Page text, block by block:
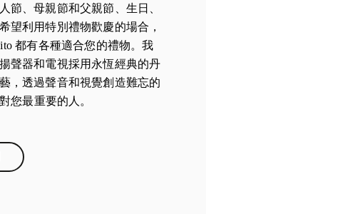
節、母親節和父親節、生日、
望利用特別禮物歡慶的場合，
都有各種適合您的禮物。我
聲器和電視採用永恆經典的丹
，透過聲音和視覺創造難忘的
您最重要的人。
in New Tab